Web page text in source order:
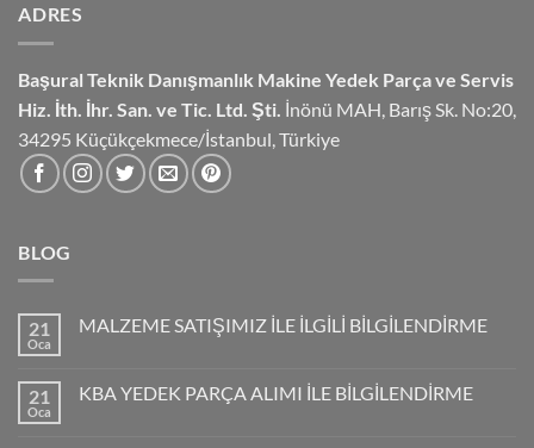
ADRES
Başural Teknik Danışmanlık Makine Yedek Parça ve Servis
Hiz. İth. İhr. San. ve Tic. Ltd. Şti. İnönü MAH, Barış Sk. No:20,
34295 Küçükçekmece/İstanbul, Türkiye
BLOG
21
Oca
MALZEME SATIŞIMIZ İLE İLGİLİ BİLGİLENDİRME
21
Oca
KBA YEDEK PARÇA ALIMI İLE BİLGİLENDİRME